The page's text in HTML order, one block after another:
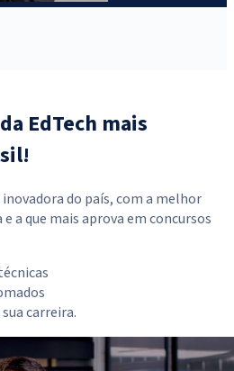
EdTech mais
do país, com a melhor
a que mais aprova em concursos
carreira.